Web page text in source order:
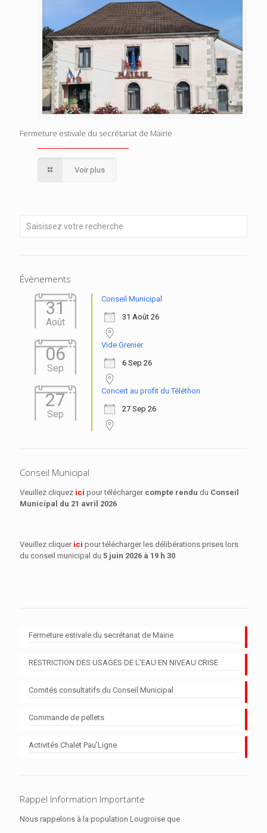
Fermeture estivale du secrétariat de Mairie
Voir plus
Évènements
31
Août
Conseil Municipal
31 Août 26
06
Sep
Vide Grenier
6 Sep 26
27
Sep
Concert au profit du Téléthon
27 Sep 26
Conseil Municipal
Veuillez cliquez ici pour télécharger compte rendu du Conseil
Municipal du 21 avril 2026
Veuillez cliquer ici pour télécharger les délibérations prises lors
du conseil municipal du 5 juin 2026 à 19 h 30
Fermeture estivale du secrétariat de Mairie
RESTRICTION DES USAGES DE L’EAU EN NIVEAU CRISE
Comités consultatifs du Conseil Municipal
Commande de pellets
Activités Chalet Pau’Ligne
Rappel Information Importante
Nous rappelons à la population Lougroise que